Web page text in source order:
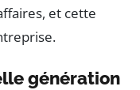
et cette
génération